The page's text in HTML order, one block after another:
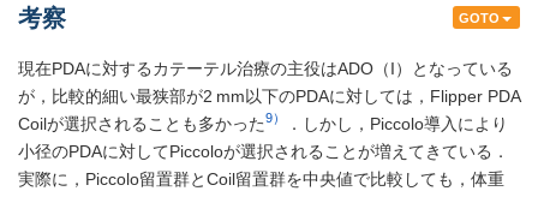
GOTO
考察
現在PDAに対するカテーテル治療の主役はADO（I）となっている
が，比較的細い最狭部が2 mm以下のPDAに対しては，Flipper PDA
Coilが選択されることも多かった9）
．しかし，Piccolo導入により
小径のPDAに対してPiccoloが選択されることが増えてきている．
実際に，Piccolo留置群とCoil留置群を中央値で比較しても，体重